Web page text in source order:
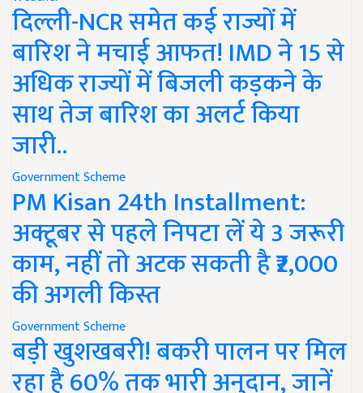
दिल्ली-NCR समेत कई राज्यों में
बारिश ने मचाई आफत! IMD ने 15 से
अधिक राज्यों में बिजली कड़कने के
साथ तेज बारिश का अलर्ट किया
जारी..
Government Scheme
PM Kisan 24th Installment:
अक्टूबर से पहले निपटा लें ये 3 जरूरी
काम, नहीं तो अटक सकती है ₹2,000
की अगली किस्त
Government Scheme
बड़ी खुशखबरी! बकरी पालन पर मिल
रहा है 60% तक भारी अनुदान, जानें